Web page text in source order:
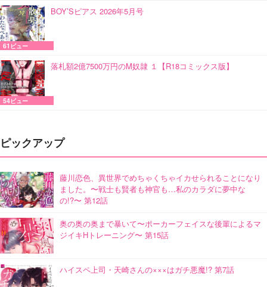
BOY’Sピアス 2026年5月号
61ビュー
落札額2億7500万円のM奴隷 １【R18コミックス版】
54ビュー
ピックアップ
藤川恋色、異世界でめちゃくちゃイカせられることになり
ました。〜戦士も賢者も神官も…私のカラダに夢中な
の!?〜 第12話
奥の奥の奥まで暴いて〜ポーカーフェイスな後輩によるマ
ジイキHトレーニング〜 第15話
ハイスペ上司・天崎さんの×××はガチ悪魔!? 第7話